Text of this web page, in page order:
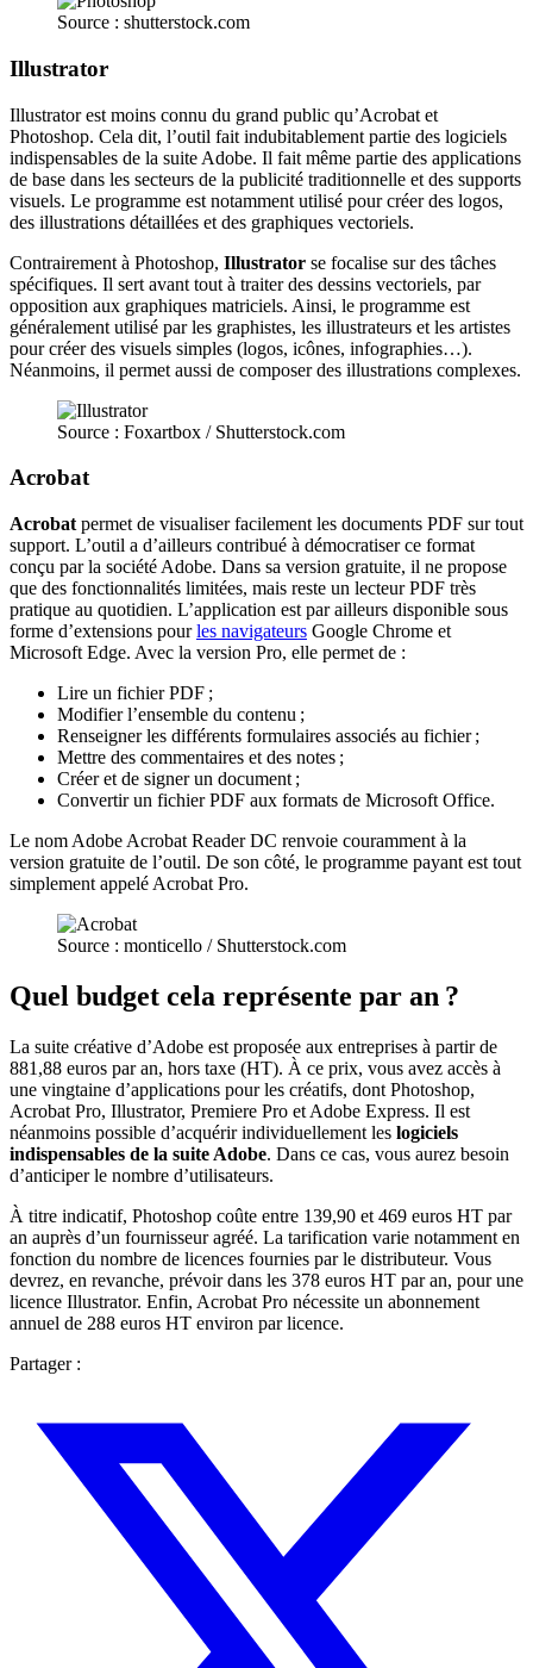
Source : shutterstock.com
Illustrator
Illustrator est moins connu du grand public qu’Acrobat et
Photoshop. Cela dit, l’outil fait indubitablement partie des logiciels
indispensables de la suite Adobe. Il fait même partie des applications
de base dans les secteurs de la publicité traditionnelle et des supports
visuels. Le programme est notamment utilisé pour créer des logos,
des illustrations détaillées et des graphiques vectoriels.
Contrairement à Photoshop, Illustrator se focalise sur des tâches
spécifiques. Il sert avant tout à traiter des dessins vectoriels, par
opposition aux graphiques matriciels. Ainsi, le programme est
généralement utilisé par les graphistes, les illustrateurs et les artistes
pour créer des visuels simples (logos, icônes, infographies…).
Néanmoins, il permet aussi de composer des illustrations complexes.
Source : Foxartbox / Shutterstock.com
Acrobat
Acrobat permet de visualiser facilement les documents PDF sur tout
support. L’outil a d’ailleurs contribué à démocratiser ce format
conçu par la société Adobe. Dans sa version gratuite, il ne propose
que des fonctionnalités limitées, mais reste un lecteur PDF très
pratique au quotidien. L’application est par ailleurs disponible sous
forme d’extensions pourles navigateurs Google Chrome et
Microsoft Edge. Avec la version Pro, elle permet de :
Lire un fichier PDF ;
Modifier l’ensemble du contenu ;
Renseigner les différents formulaires associés au fichier ;
Mettre des commentaires et des notes ;
Créer et de signer un document ;
Convertir un fichier PDF aux formats de Microsoft Office.
Le nom Adobe Acrobat Reader DC renvoie couramment à la
version gratuite de l’outil. De son côté, le programme payant est tout
simplement appelé Acrobat Pro.
Source : monticello / Shutterstock.com
Quel budget cela représente par an ?
La suite créative d’Adobe est proposée aux entreprises à partir de
881,88 euros par an, hors taxe (HT). À ce prix, vous avez accès à
une vingtaine d’applications pour les créatifs, dont Photoshop,
Acrobat Pro, Illustrator, Premiere Pro et Adobe Express. Il est
néanmoins possible d’acquérir individuellement les logiciels
indispensables de la suite Adobe. Dans ce cas, vous aurez besoin
d’anticiper le nombre d’utilisateurs.
À titre indicatif, Photoshop coûte entre 139,90 et 469 euros HT par
an auprès d’un fournisseur agréé. La tarification varie notamment en
fonction du nombre de licences fournies par le distributeur. Vous
devrez, en revanche, prévoir dans les 378 euros HT par an, pour une
licence Illustrator. Enfin, Acrobat Pro nécessite un abonnement
annuel de 288 euros HT environ par licence.
Partager :